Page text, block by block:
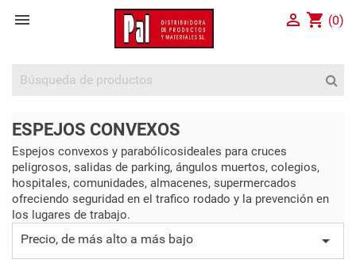
 shopping_cart (0)

ESPEJOS CONVEXOS
Espejos convexos y parabólicosideales para cruces
peligrosos, salidas de parking, ángulos muertos, colegios,
hospitales, comunidades, almacenes, supermercados
ofreciendo seguridad en el trafico rodado y la prevención en
los lugares de trabajo.
Precio, de más alto a más bajo 